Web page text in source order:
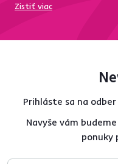
Zistiť viac
Prihláste sa na
Navyše vám
ponuky